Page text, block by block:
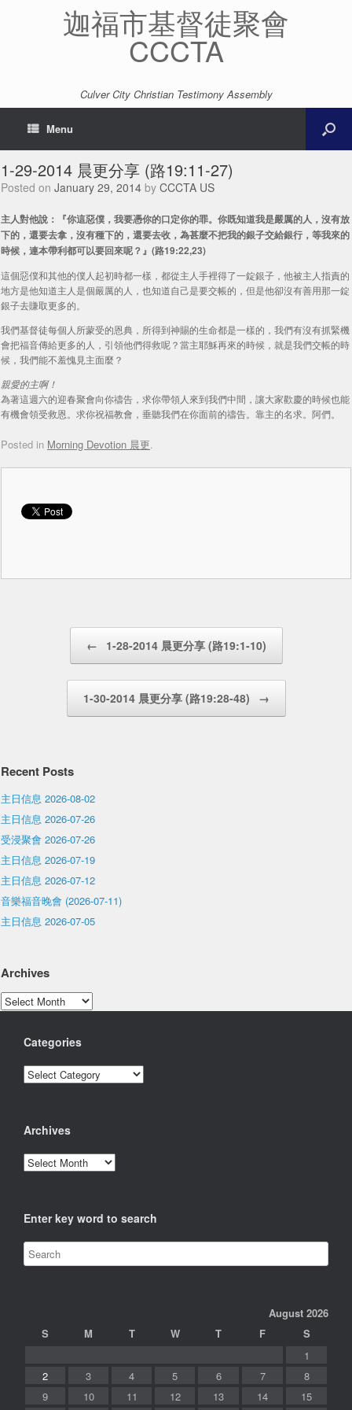
迦福市基督徒聚會
CCCTA
Culver City Christian Testimony Assembly
Menu
1-29-2014 晨更分享 (路19:11-27)
Posted on January 29, 2014 by CCCTA US
主人對他說：『你這惡僕，我要憑你的口定你的罪。你既知道我是嚴厲的人，沒有放
下的，還要去拿，沒有種下的，還要去收，為甚麼不把我的銀子交給銀行，等我來的
時候，連本帶利都可以要回來呢？』(路19:22,23)
這個惡僕和其他的僕人起初時都一樣，都從主人手裡得了一錠銀子，他被主人指責的
地方是他知道主人是個嚴厲的人，也知道自己是要交帳的，但是他卻沒有善用那一錠
銀子去賺取更多的。
我們基督徒每個人所蒙受的恩典，所得到神賜的生命都是一樣的，我們有沒有抓緊機
會把福音傳給更多的人，引領他們得救呢？當主耶穌再來的時候，就是我們交帳的時
候，我們能不羞愧見主面麼？
親愛的主啊！
為著這週六的迎春聚會向你禱告，求你帶領人來到我們中間，讓大家歡慶的時候也能
有機會領受救恩。求你祝福教會，垂聽我們在你面前的禱告。靠主的名求。阿們。
Posted in Morning Devotion 晨更.
← 1-28-2014 晨更分享 (路19:1-10)
1-30-2014 晨更分享 (路19:28-48) →
Recent Posts
主日信息 2026-08-02
主日信息 2026-07-26
受浸聚會 2026-07-26
主日信息 2026-07-19
主日信息 2026-07-12
音樂福音晚會 (2026-07-11)
主日信息 2026-07-05
Archives
Archives
Categories
Categories
Archives
Archives
Enter key word to search
August 2026
S
M T W T F
S
1
2
3 4 5 6 7
8
9
10 11 12 13 14
15